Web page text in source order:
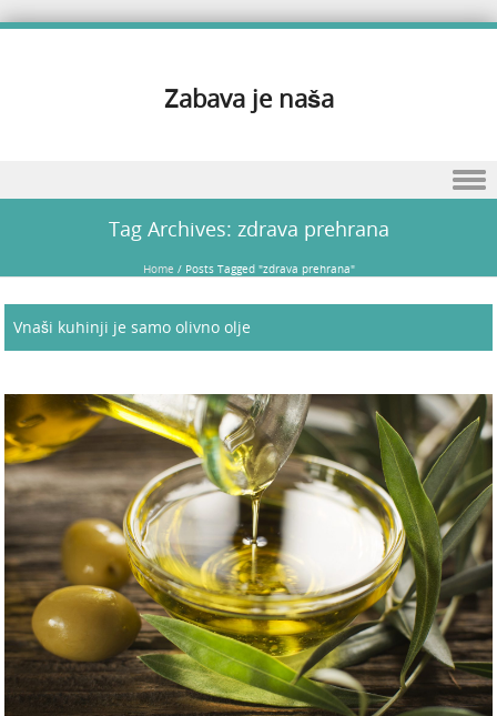
Zabava je naša
Tag Archives: zdrava prehrana
Home / Posts Tagged "zdrava prehrana"
Vnaši kuhinji je samo olivno olje